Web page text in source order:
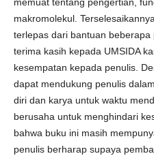
makromolekul.
terlepas dari bantuan
terima kasih kepada UMSIDA
kesempatan kepada penulis.
dapat mendukung penulis
diri dan karya untuk waktu
berusaha untuk menghindari
bahwa buku ini masih
penulis berharap supaya